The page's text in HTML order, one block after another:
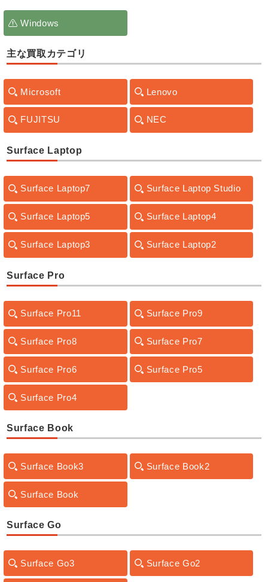
Windows
主な買取カテゴリ
Microsoft Lenovo
FUJITSU NEC
Surface Laptop
Surface Laptop7 Surface Laptop Studio
Surface Laptop5 Surface Laptop4
Surface Laptop3 Surface Laptop2
Surface Pro
Surface Pro11 Surface Pro9
Surface Pro8 Surface Pro7
Surface Pro6 Surface Pro5
Surface Pro4
Surface Book
Surface Book3 Surface Book2
Surface Book
Surface Go
Surface Go3 Surface Go2